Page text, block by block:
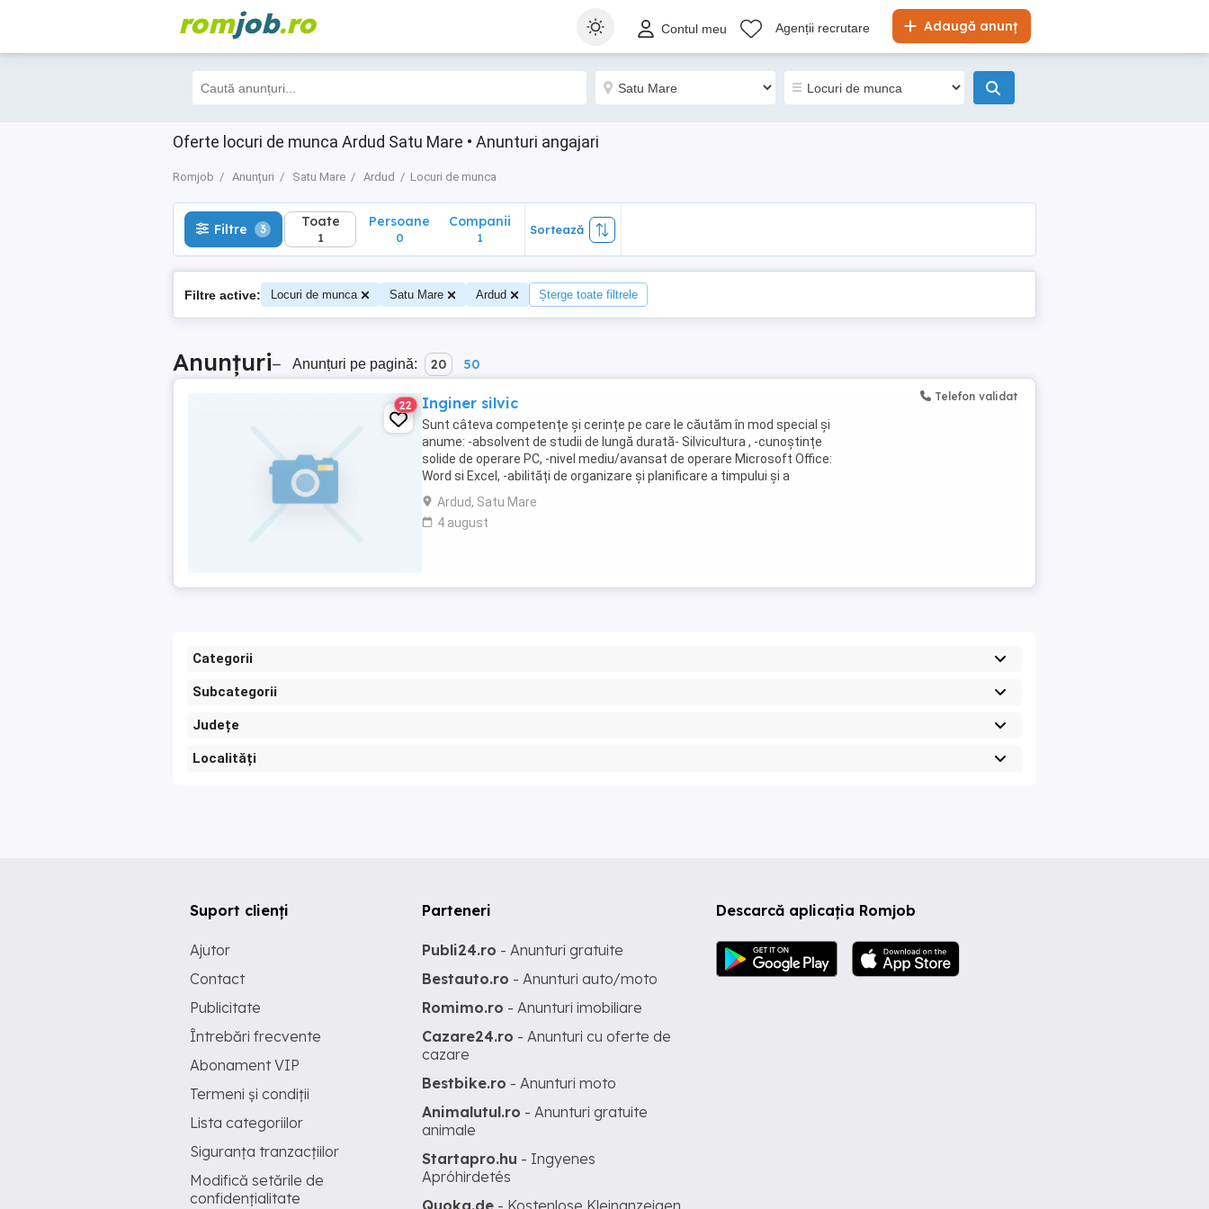
romjob.ro Adaugă anunț
Contul meu Agenții recrutare
Oferte locuri de munca Ardud Satu Mare • Anunturi angajari
Romjob Anunțuri Satu Mare Ardud Locuri de munca
Filtre 3 Toate
1
Filtre 3 Toate
1
Persoane
0
Companii
1
Sortează
Filtre active: Locuri de munca Satu Mare Ardud Șterge toate filtrele
Anunțuri– Anunțuri pe pagină: 20 50
22 Inginer silvic
Sunt câteva competențe și cerințe pe care le căutăm în mod special și
anume: -absolvent de studii de lungă durată- Silvicultura , -cunoștințe
solide de operare PC, -nivel mediu/avansat de operare Microsoft Office:
Word si Excel, -abilități de organizare și planificare a timpului și a
sarcinilor, -capacitatea ...
Ardud, Satu Mare
4 august
Telefon validat
Categorii
Subcategorii
Județe
Localități
Descarcă aplicația Romjob
Suport clienți
Ajutor
Contact
Publicitate
Întrebări frecvente
Abonament VIP
Termeni și condiții
Lista categoriilor
Siguranța tranzacțiilor
Modifică setările de
confidențialitate
Parteneri
Publi24.ro - Anunturi gratuite
Bestauto.ro - Anunturi auto/moto
Romimo.ro - Anunturi imobiliare
Cazare24.ro - Anunturi cu oferte de
cazare
Bestbike.ro - Anunturi moto
Animalutul.ro - Anunturi gratuite
animale
Startapro.hu - Ingyenes
Apróhirdetés
Quoka.de - Kostenlose Kleinanzeigen